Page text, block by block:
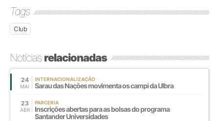
Tags
Club
Notíciasrelacionadas
24
MAI
INTERNACIONALIZAÇÃO
Sarau das Nações movimenta os campi da Ulbra
23
ABR
PARCERIA
Inscrições abertas para as bolsas do programa
Santander Universidades